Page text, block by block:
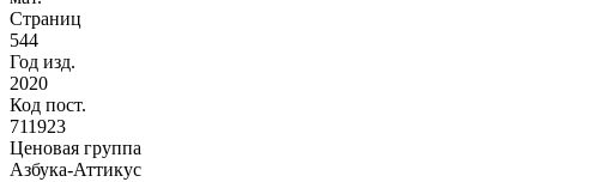
Страниц
544
Год изд.
2020
Код пост.
711923
Ценовая группа
Азбука-Аттикус